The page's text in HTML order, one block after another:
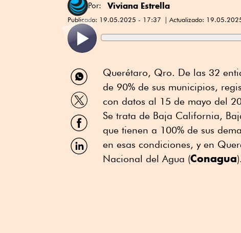
Por: Viviana Estrella
Publicado: 19.05.2025 - 17:37 Actualizado:
Compartir
por
WhatsApp
Compartir
por
Twitter
Compartir
por
Facebook
Compartir
por
Querétaro, Qro. De las 32
de 90% de sus municipios,
con datos al 15 de mayo del
Se trata de Baja California,
que tienen a 100% de sus
en esas condiciones, y en
Nacional del Agua (Conagua).